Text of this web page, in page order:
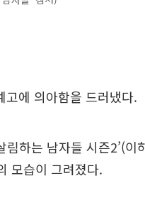
에 의아함을 드러냈다.
하는 남자들 시즌2’(이
모습이 그려졌다.